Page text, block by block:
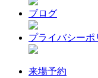
ブログ
プライバシーポ
来場予約